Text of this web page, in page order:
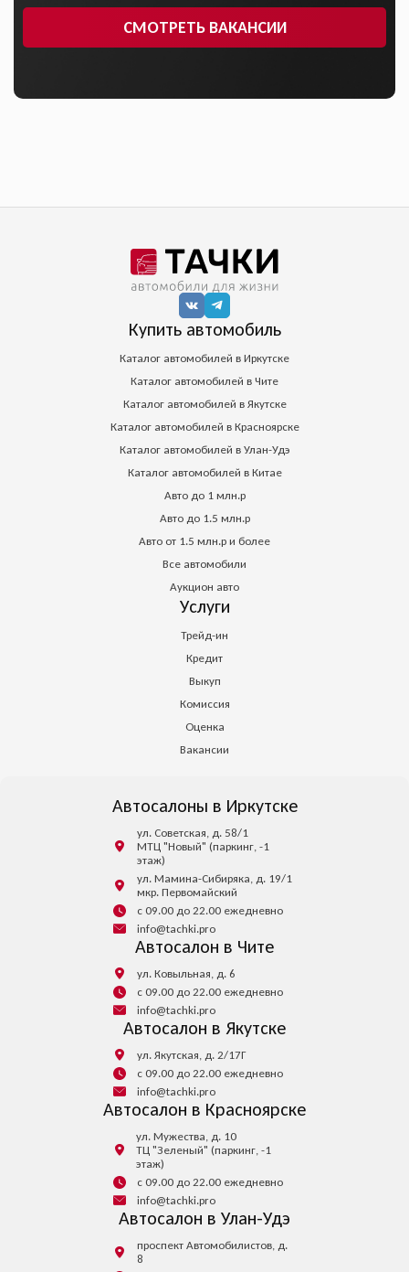
СМОТРЕТЬ ВАКАНСИИ
Купить автомобиль
Каталог автомобилей в Иркутске
Каталог автомобилей в Чите
Каталог автомобилей в Якутске
Каталог автомобилей в Красноярске
Каталог автомобилей в Улан-Удэ
Каталог автомобилей в Китае
Авто до 1 млн.р
Авто до 1.5 млн.р
Авто от 1.5 млн.р и более
Все автомобили
Аукцион авто
Услуги
Трейд-ин
Кредит
Выкуп
Комиссия
Оценка
Вакансии
Автосалоны в Иркутске
ул. Советская, д. 58/1
МТЦ "Новый" (паркинг, -1
этаж)
ул. Мамина-Сибиряка, д. 19/1
мкр. Первомайский
с 09.00 до 22.00 ежедневно
info@tachki.pro
Автосалон в Чите
ул. Ковыльная, д. 6
с 09.00 до 22.00 ежедневно
info@tachki.pro
Автосалон в Якутске
ул. Якутская, д. 2/17Г
с 09.00 до 22.00 ежедневно
info@tachki.pro
Автосалон в Красноярске
ул. Мужества, д. 10
ТЦ "Зеленый" (паркинг, -1
этаж)
с 09.00 до 22.00 ежедневно
info@tachki.pro
Автосалон в Улан-Удэ
проспект Автомобилистов, д.
8